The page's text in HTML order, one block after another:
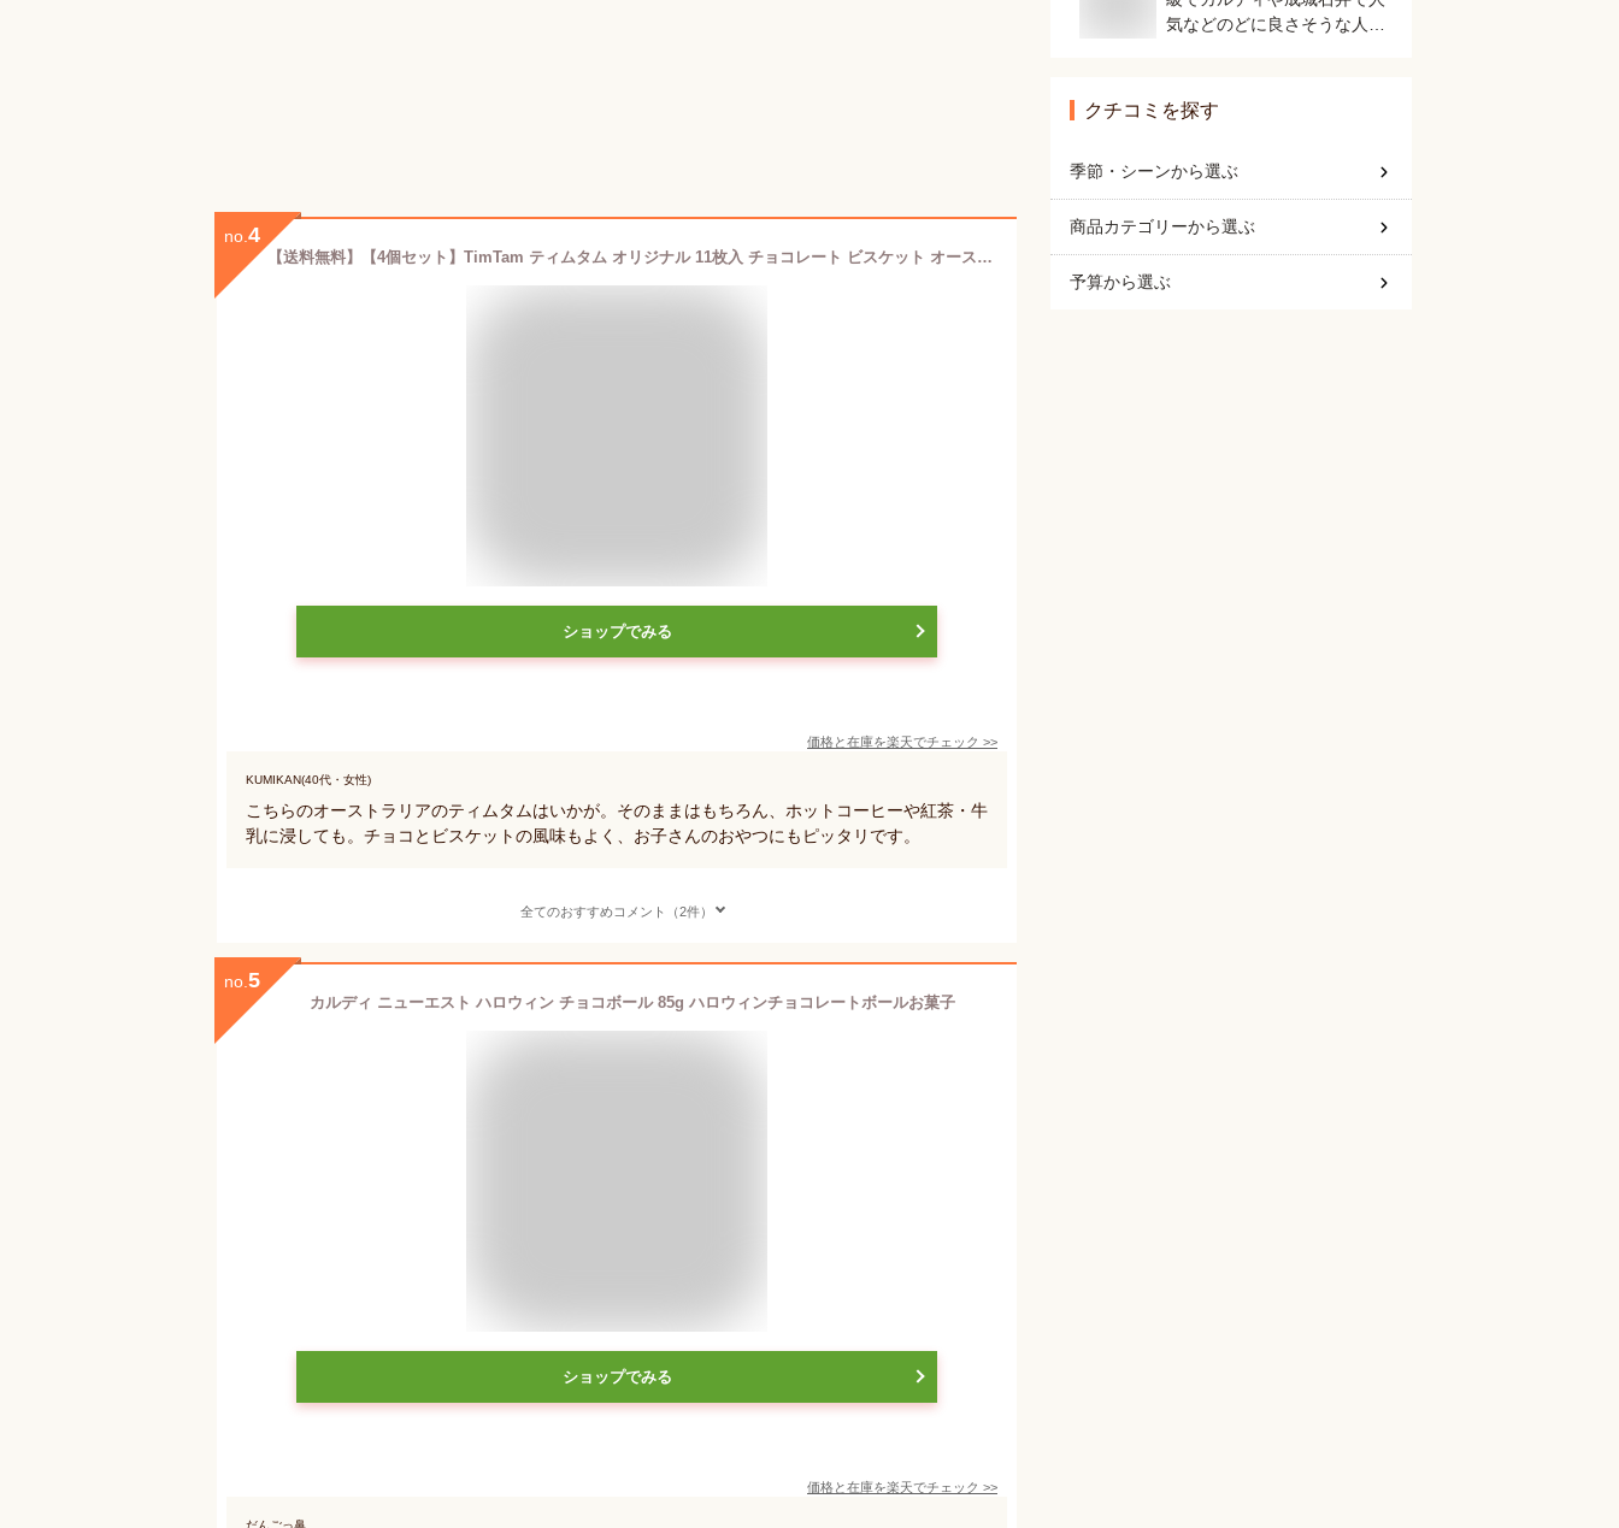
no. 4
【送料無料】【4個セット】TimTam ティムタム オリジナル 11枚入 チョコレート ビスケット オーストラリア キャラメル KALDI カルディ
ショップでみる
価格と在庫を楽天でチェック >>
KUMIKAN(40代・女性)
こちらのオーストラリアのティムタムはいかが。そのままはもちろん、ホットコーヒーや紅茶・牛
乳に浸しても。チョコとビスケットの風味もよく、お子さんのおやつにもピッタリです。
全てのおすすめコメント（2件）
no. 5
カルディ ニューエスト ハロウィン チョコボール 85g ハロウィンチョコレートボールお菓子
ショップでみる
価格と在庫を楽天でチェック >>
だんごっ鼻
気などのどに良さそうな人気
クチコミを探す
季節・シーンから選ぶ
商品カテゴリーから選ぶ
予算から選ぶ